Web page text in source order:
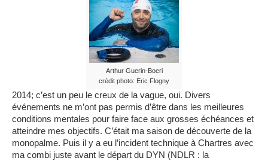
Arthur Guerin-Boeri
crédit photo: Eric Flogny
2014; c’est un peu le creux de la vague, oui. Divers
événements ne m’ont pas permis d’être dans les meilleures
conditions mentales pour faire face aux grosses échéances et
atteindre mes objectifs. C’était ma saison de découverte de la
monopalme. Puis il y a eu l’incident technique à Chartres avec
ma combi juste avant le départ du DYN (NDLR : la